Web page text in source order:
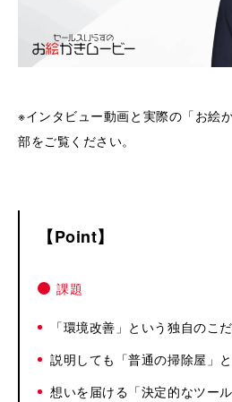
※インタビュー動画と実際の「お絵
部をご覧ください。
Point
課題
「環境改善」という独自のこ
説明しても「普通の掃除屋」
想いを届ける「決定的なツー